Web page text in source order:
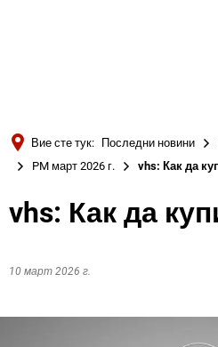
Вие сте тук: Последни новини
PM март 2026 г.
vhs: Как да
vhs: Как да
10 март 2026 г.